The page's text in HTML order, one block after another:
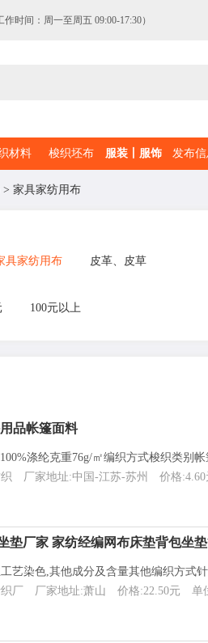
时间：周一至周五 09:00-17:30）
材料 梭织坯布 服装丨服饰 发布信
> 家具家纺用布
具家纺用布 皮革、皮草
100元以上
品帐篷面料
涤纶克重76g/㎡编织方式梭织类别
厂家地址:中国-江苏-苏州 价格:4.60
垫厂家 家纺经编网布床垫背包坐
艺染色,其他成分及含量其他编织方式
厂 厂家地址:萧山 价格:22.50元 单